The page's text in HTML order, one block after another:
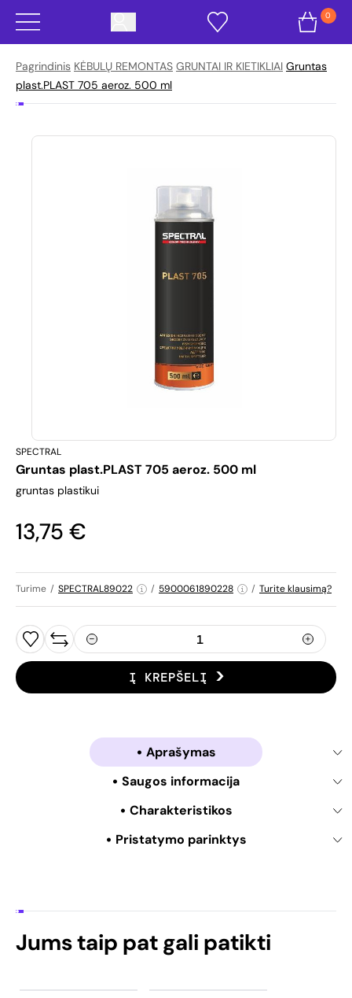
0
Pagrindinis KĖBULŲ REMONTAS GRUNTAI IR KIETIKLIAI Gruntas
plast.PLAST 705 aeroz. 500 ml
SPECTRAL
Gruntas plast.PLAST 705 aeroz. 500 ml
gruntas plastikui
13,75 €
Turime / SPECTRAL89022 / 5900061890228 / Turite klausimą?
Į KREPŠELĮ
Aprašymas
Saugos informacija
Charakteristikos
Pristatymo parinktys
Jums taip pat gali patikti